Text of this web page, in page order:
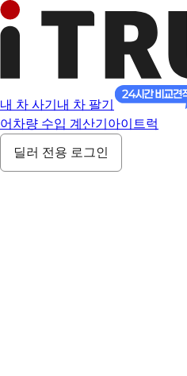
내 차 사기 내 차 팔기
어 차량 수입 계산기 아이트럭
딜러 전용 로그인